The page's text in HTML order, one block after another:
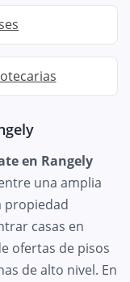
en Rangely
una amplia
propiedad
casas en
ofertas de pisos
de alto nivel. En